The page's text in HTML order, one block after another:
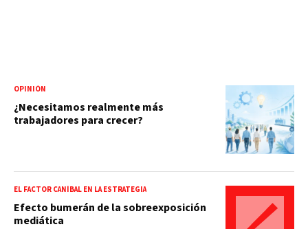
OPINIÓN
¿Necesitamos realmente más
trabajadores para crecer?
EL FACTOR CANÍBAL EN LA ESTRATEGIA
Efecto bumerán de la sobreexposición
mediática